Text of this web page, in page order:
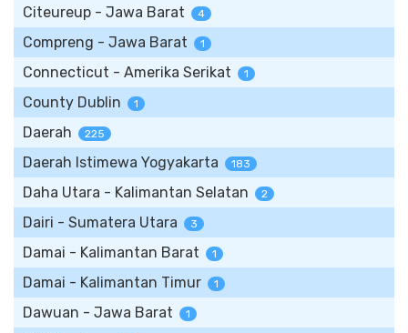
Citeureup - Jawa Barat 4
Compreng - Jawa Barat 1
Connecticut - Amerika Serikat 1
County Dublin 1
Daerah 225
Daerah Istimewa Yogyakarta 183
Daha Utara - Kalimantan Selatan 2
Dairi - Sumatera Utara 3
Damai - Kalimantan Barat 1
Damai - Kalimantan Timur 1
Dawuan - Jawa Barat 1